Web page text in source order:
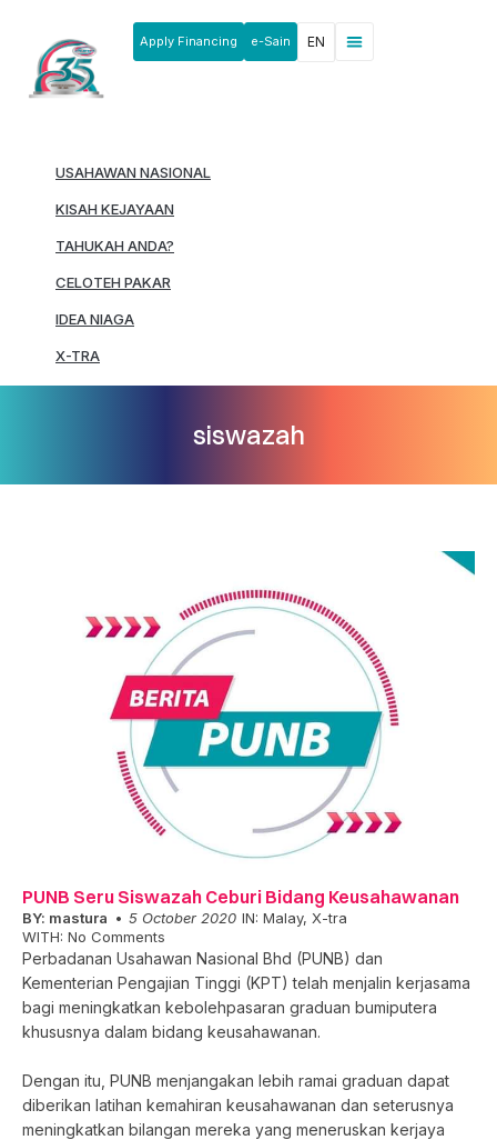
Apply Financing e-Sain EN
USAHAWAN NASIONAL
KISAH KEJAYAAN
TAHUKAH ANDA?
CELOTEH PAKAR
IDEA NIAGA
X-TRA
siswazah
PUNB Seru Siswazah Ceburi Bidang Keusahawanan
BY: mastura 5 October 2020 IN: Malay, X-tra
WITH: No Comments
Perbadanan Usahawan Nasional Bhd (PUNB) dan
Kementerian Pengajian Tinggi (KPT) telah menjalin kerjasama
bagi meningkatkan kebolehpasaran graduan bumiputera
khususnya dalam bidang keusahawanan.
Dengan itu, PUNB menjangakan lebih ramai graduan dapat
diberikan latihan kemahiran keusahawanan dan seterusnya
meningkatkan bilangan mereka yang meneruskan kerjaya